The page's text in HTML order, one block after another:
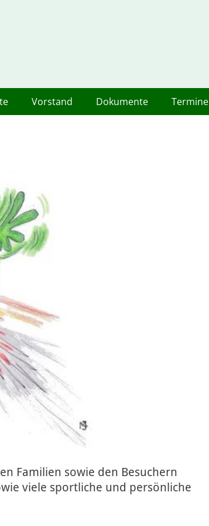
Vorstand Dokumente Termine
Familien sowie den Besuchern
viele sportliche und persönliche